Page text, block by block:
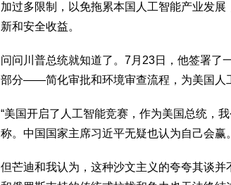
加过多限制，以免拖累本国人工智能产业发
新和安全收益。
问问川普总统就知道了。7月23日，他签署
部分——简化审批和环境审查流程，为美国人
“美国开启了人工智能竞赛，作为美国总统，
称。中国国家主席习近平无疑也认为自己会赢。
但芒迪和我认为，这种沙文主义的夸夸其谈